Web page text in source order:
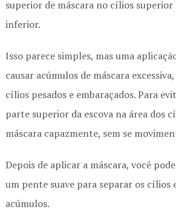
superior de máscara no cílios
inferior.
Isso parece simples, mas uma
causar acúmulos de máscara
cílios pesados e embaraçados. Para
parte superior da escova na área dos
máscara capazmente, sem se
Depois de aplicar a máscara, você
um pente suave para separar os cílios
acúmulos.